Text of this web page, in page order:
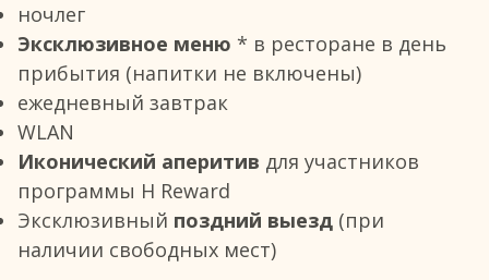
ночлег
Эксклюзивное меню * в ресторане в день
прибытия (напитки не включены)
ежедневный завтрак
WLAN
Иконический аперитив для участников
программы H Reward
Эксклюзивный поздний выезд (при
наличии свободных мест)